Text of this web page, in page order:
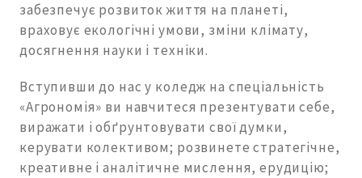
забезпечує розвиток життя на планеті,
враховує екологічні умови, зміни клімату,
досягнення науки і техніки.
Вступивши до нас у коледж на спеціальність
«Агрономія» ви навчитеся презентувати себе,
виражати і обґрунтовувати свої думки,
керувати колективом; розвинете стратегічне,
креативне і аналітичне мислення, ерудицію;